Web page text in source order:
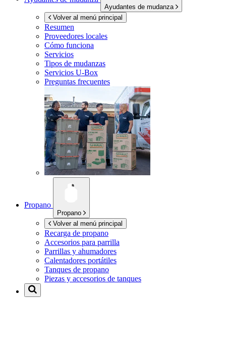
Ayudantes de mudanza
Volver al menú principal
Resumen
Proveedores locales
Cómo funciona
Servicios
Tipos de mudanzas
Servicios U-Box
Preguntas frecuentes
Propano
Propano
Volver al menú principal
Recarga de propano
Accesorios para parrilla
Parrillas y ahumadores
Calentadores portátiles
Tanques de propano
Piezas y accesorios de tanques